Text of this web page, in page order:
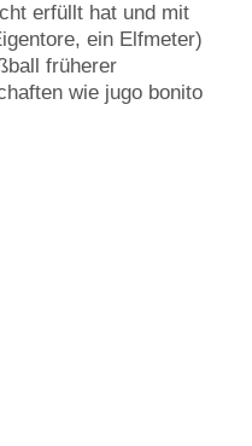
erfüllt hat und mit
ein Elfmeter)
früherer
wie jugo bonito